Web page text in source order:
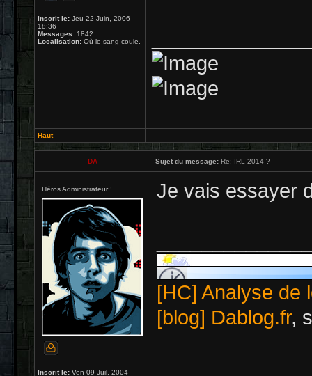
Inscrit le: Jeu 22 Juin, 2006
18:36
Messages: 1842
Localisation: Où le sang coule.
Haut
DA Sujet du message: Re: IRL 2014 ?
Héros Administrateur !
Inscrit le: Ven 09 Juil, 2004
Je vais essayer
[HC] Analyse de
[blog] Dablog.fr,